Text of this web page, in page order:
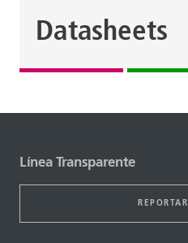
Datasheets
Línea Transparente
REPORTAR